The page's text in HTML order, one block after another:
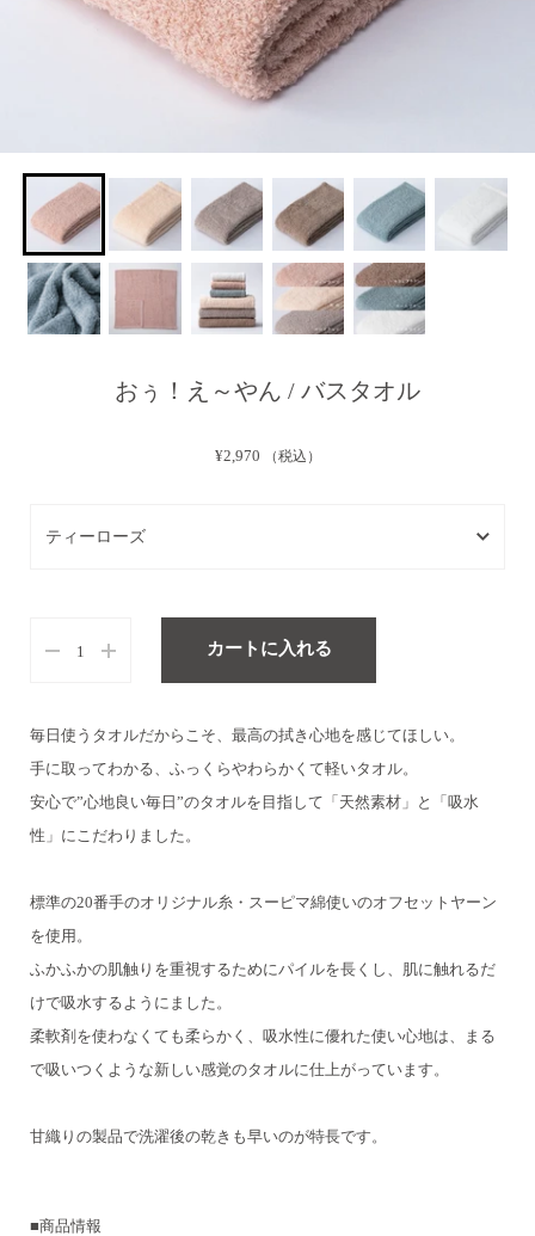
おぅ！え～やん / バスタオル
¥2,970 （税込）
ティーローズ
カフェブラウン
オフホワイト
カートに入れる
毎日使うタオルだからこそ、最高の拭き心地を感じてほしい。
手に取ってわかる、ふっくらやわらかくて軽いタオル。
安心で”心地良い毎日”のタオルを目指して「天然素材」と「吸水
性」にこだわりました。
標準の20番手のオリジナル糸・スーピマ綿使いのオフセットヤーン
を使用。
ふかふかの肌触りを重視するためにパイルを長くし、肌に触れるだ
けで吸水するようにました。
柔軟剤を使わなくても柔らかく、吸水性に優れた使い心地は、まる
で吸いつくような新しい感覚のタオルに仕上がっています。
甘織りの製品で洗濯後の乾きも早いのが特長です。
■商品情報